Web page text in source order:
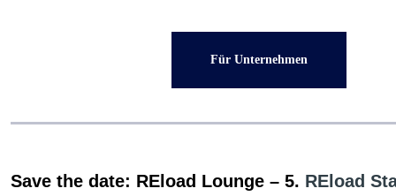
Für Unternehmen
Save the date: REload Lounge – 5. REload